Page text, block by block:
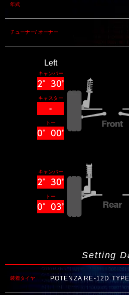
年式
チューナー/ オーナー
Left
キャンバー
2°30’
キャスター
-
トー
0°00’
キャンバー
2°30’
トー
0°03’
Setting
装着タイヤ POTENZA RE-12D